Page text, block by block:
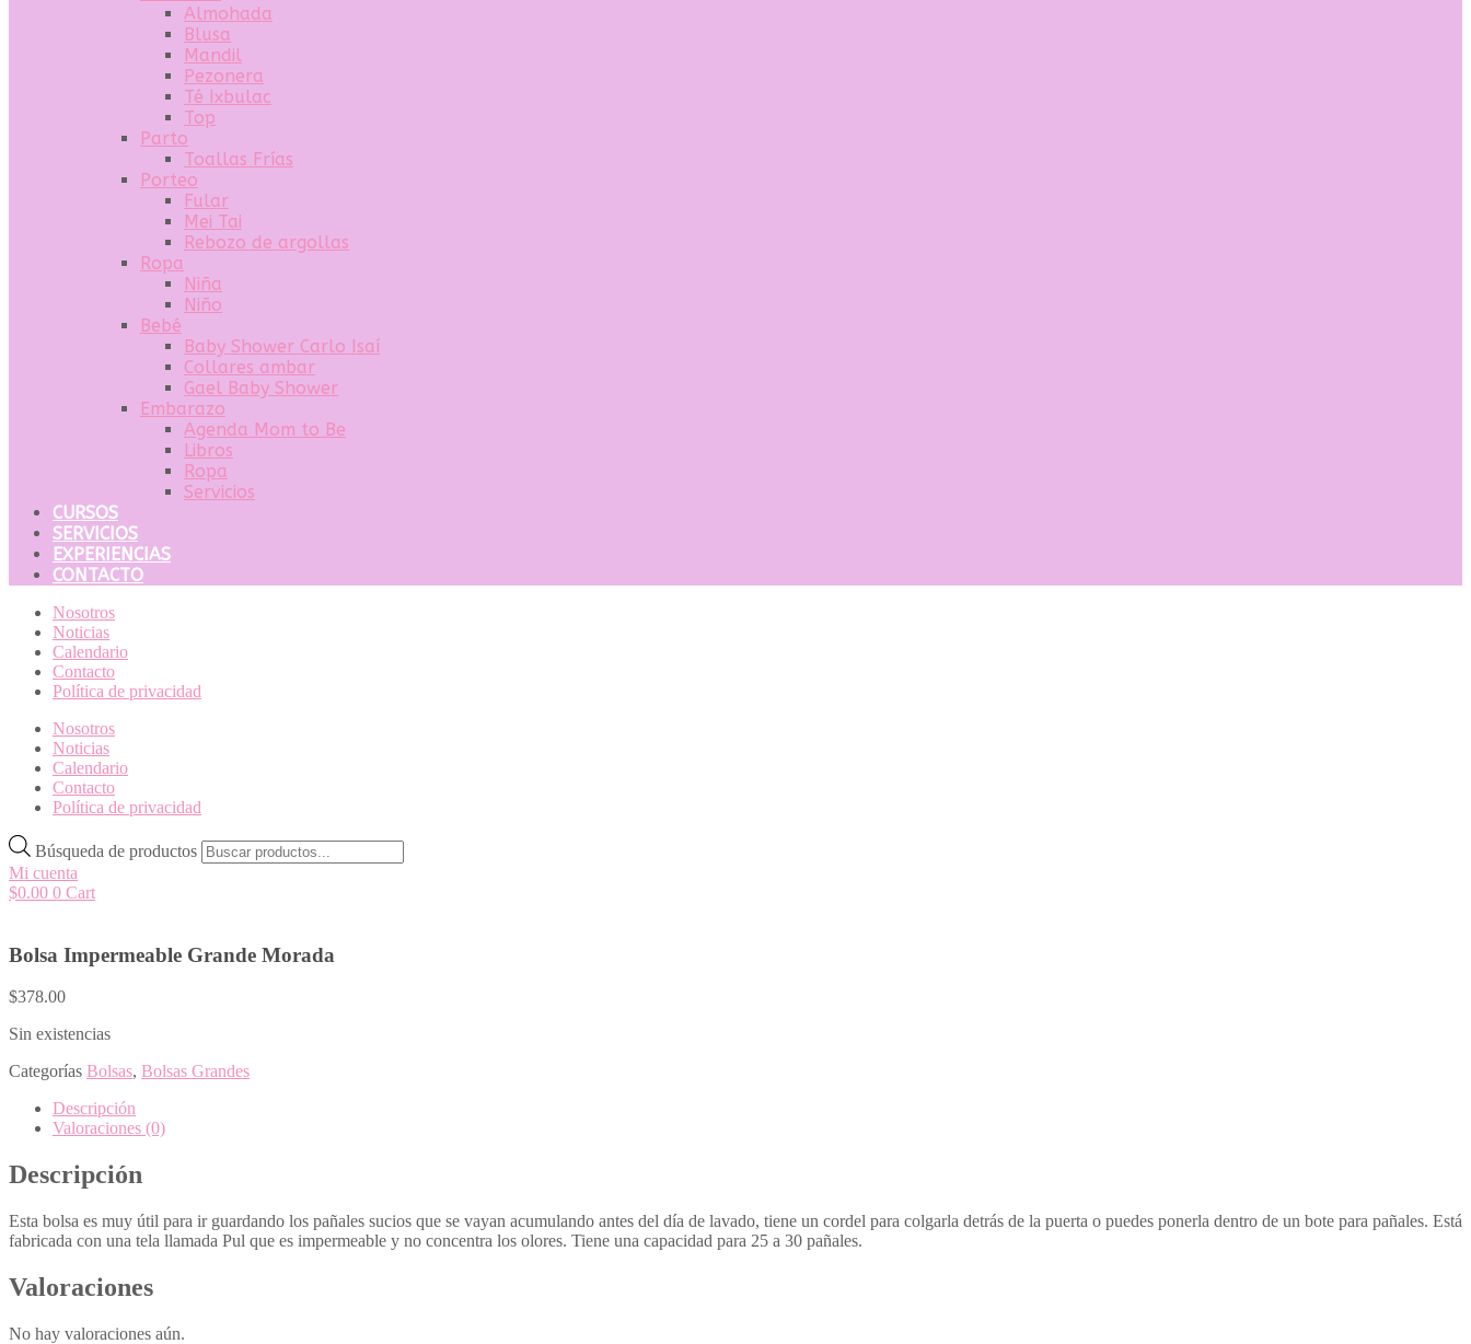
Almohada
Blusa
Mandil
Pezonera
Té Ixbulac
Top
Parto
Toallas Frías
Porteo
Fular
Mei Tai
Rebozo de argollas
Ropa
Niña
Niño
Bebé
Baby Shower Carlo Isaí
Collares ambar
Gael Baby Shower
Embarazo
Agenda Mom to Be
Libros
Ropa
Servicios
CURSOS
SERVICIOS
EXPERIENCIAS
CONTACTO
Nosotros
Noticias
Calendario
Contacto
Política de privacidad
Nosotros
Noticias
Calendario
Contacto
Política de privacidad
Búsqueda de productos
Mi cuenta
$0.00 0 Cart
Bolsa Impermeable Grande Morada
$378.00
Sin existencias
Categorías Bolsas, Bolsas Grandes
Descripción
Valoraciones (0)
Descripción
Esta bolsa es muy útil para ir guardando los pañales sucios que se vayan acumulando antes del día de lavado, tiene un cordel para colgarla detrás de la puerta o puedes ponerla dentro de un bote para pañales. Está
fabricada con una tela llamada Pul que es impermeable y no concentra los olores. Tiene una capacidad para 25 a 30 pañales.
Valoraciones
No hay valoraciones aún.